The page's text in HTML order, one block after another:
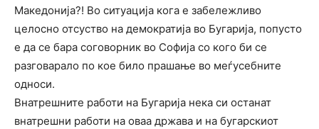
Македонија?! Во ситуација кога е забележливо
целосно отсуство на демократија во Бугарија, попусто
е да се бара соговорник во Софија со кого би се
разговарало по кое било прашање во меѓусебните
односи.
Внатрешните работи на Бугарија нека си останат
внатрешни работи на оваа држава и на бугарскиот